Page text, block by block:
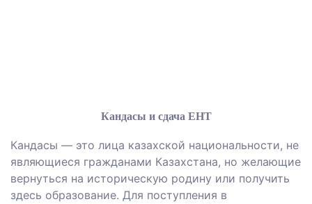
Кандасы и сдача ЕНТ
Кандасы — это лица казахской национальности, не
являющиеся гражданами Казахстана, но желающие
вернуться на историческую родину или получить
здесь образование. Для поступления в